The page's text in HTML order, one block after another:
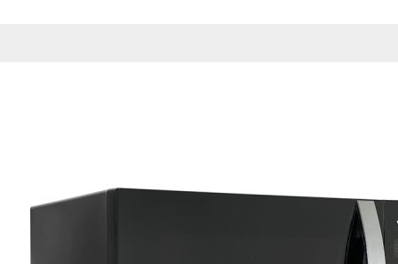
administrar tu
presentación del
existencia de
información de